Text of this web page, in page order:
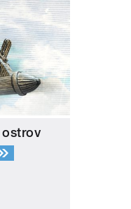
ostrov